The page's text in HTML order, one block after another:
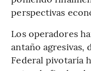
perspectivas
Los operadores
antaño agresivas,
Federal pivotaría